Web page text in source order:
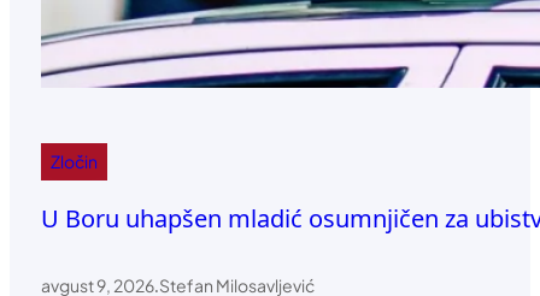
Zločin
U Boru uhapšen mladić osumnjičen za
avgust 9, 2026.Stefan Milosavljević